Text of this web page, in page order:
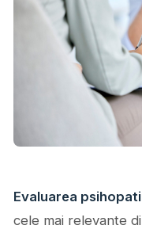
Evaluarea
cele mai relevante